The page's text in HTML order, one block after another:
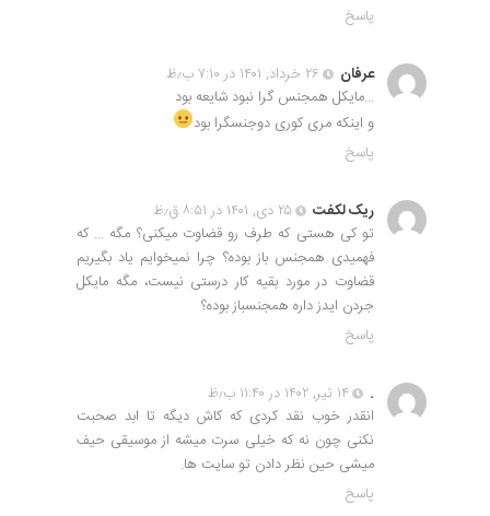
پاسخ
عرفان
۲۶ خرداد, ۱۴۰۱ در ۷:۱۰ ب٫ظ
…مایکل همجنس گرا نبود شایعه بود
و اینکه مری کوری دوجنسگرا بود
پاسخ
ریک لکفت
۲۵ دی, ۱۴۰۱ در ۸:۵۱ ق٫ظ
تو کی هستی که طرف رو قضاوت میکنی؟ مگه … که
فهمیدی همجنس باز بوده؟ چرا نمیخوایم یاد بگیریم
قضاوت در مورد بقیه کار درستی نیست، مگه مایکل
جردن ایدز داره همجنسباز بوده؟
پاسخ
.
۱۴ تیر, ۱۴۰۲ در ۱۱:۴۰ ب٫ظ
انقدر خوب نقد کردی که کاش دیگه تا ابد صحبت
نکنی چون نه که خیلی سرت میشه از موسیقی حیف
میشی حین نظر دادن تو سایت ها.
پاسخ